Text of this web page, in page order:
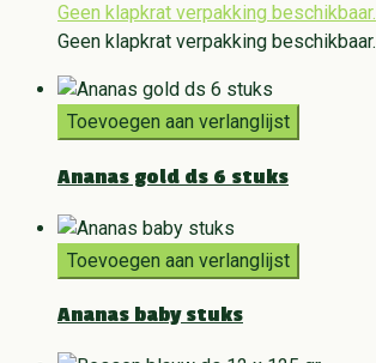
Geen klapkrat verpakking beschikbaar.
Geen klapkrat verpakking beschikbaar.
Toevoegen aan verlanglijst
Ananas gold ds 6 stuks
Toevoegen aan verlanglijst
Ananas baby stuks